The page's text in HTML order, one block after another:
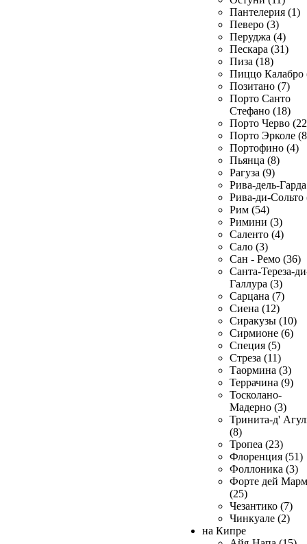
Пантелерия (1)
Певеро (3)
Перуджа (4)
Пескара (31)
Пиза (18)
Пиццо Калабро
Позитано (7)
Порто Санто
Стефано (18)
Порто Черво
Порто Эрколе
Портофино (4)
Пьянца (8)
Рагуза (9)
Рива-дель-
Рива-ди-Сольто
Рим (54)
Римини (3)
Саленто (4)
Сало (3)
Сан - Ремо (36)
Санта-Тереза-
Галлура (3)
Сарцана (7)
Сиена (12)
Сиракузы (10)
Сирмионе (6)
Специя (5)
Стреза (11)
Таормина (3)
Террачина (9)
Тосколано-
Мадерно (3)
Тринита-д'
(8)
Тропеа (23)
Флоренция (51)
Фоллоника (3)
Форте дей
(25)
Чезантико (7)
Чинкуале (2)
на Кипре